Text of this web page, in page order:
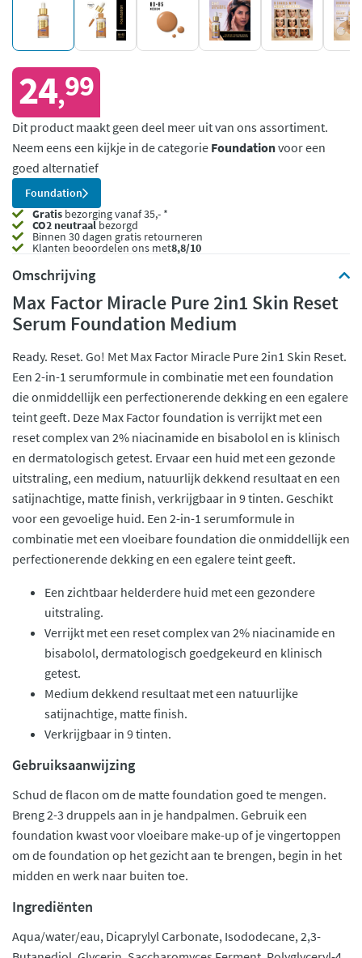
24,99
Dit product maakt geen deel meer uit van ons assortiment.
Neem eens een kijkje in de categorie Foundationvoor een
goed alternatief
Foundation
Gratis bezorging vanaf 35,- *
CO2 neutraalbezorgd
Binnen 30 dagen gratis retourneren
Klanten beoordelen ons met8,8/10
Omschrijving
Max Factor Miracle Pure 2in1 Skin Reset
Serum Foundation Medium
Ready. Reset. Go! Met Max Factor Miracle Pure 2in1 Skin Reset.
Een 2-in-1 serumformule in combinatie met een foundation
die onmiddellijk een perfectionerende dekking en een egalere
teint geeft. Deze Max Factor foundation is verrijkt met een
reset complex van 2% niacinamide en bisabolol en is klinisch
en dermatologisch getest. Ervaar een huid met een gezonde
uitstraling, een medium, natuurlijk dekkend resultaat en een
satijnachtige, matte finish, verkrijgbaar in 9 tinten. Geschikt
voor een gevoelige huid. Een 2-in-1 serumformule in
combinatie met een vloeibare foundation die onmiddellijk een
perfectionerende dekking en een egalere teint geeft.
Een zichtbaar helderdere huid met een gezondere
uitstraling.
Verrijkt met een reset complex van 2% niacinamide en
bisabolol, dermatologisch goedgekeurd en klinisch
getest.
Medium dekkend resultaat met een natuurlijke
satijnachtige, matte finish.
Verkrijgbaar in 9 tinten.
Gebruiksaanwijzing
Schud de flacon om de matte foundation goed te mengen.
Breng 2-3 druppels aan in je handpalmen. Gebruik een
foundation kwast voor vloeibare make-up of je vingertoppen
om de foundation op het gezicht aan te brengen, begin in het
midden en werk naar buiten toe.
Ingrediënten
Aqua/water/eau, Dicaprylyl Carbonate, Isododecane, 2,3-